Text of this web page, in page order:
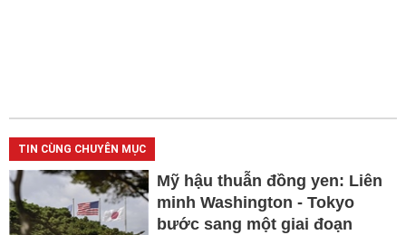
TIN CÙNG CHUYÊN MỤC
Mỹ hậu thuẫn đồng yen: Liên
minh Washington - Tokyo
bước sang một giai đoạn